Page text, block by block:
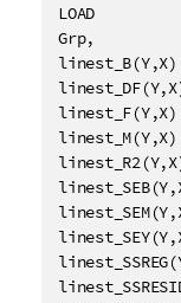
LOAD
Grp,